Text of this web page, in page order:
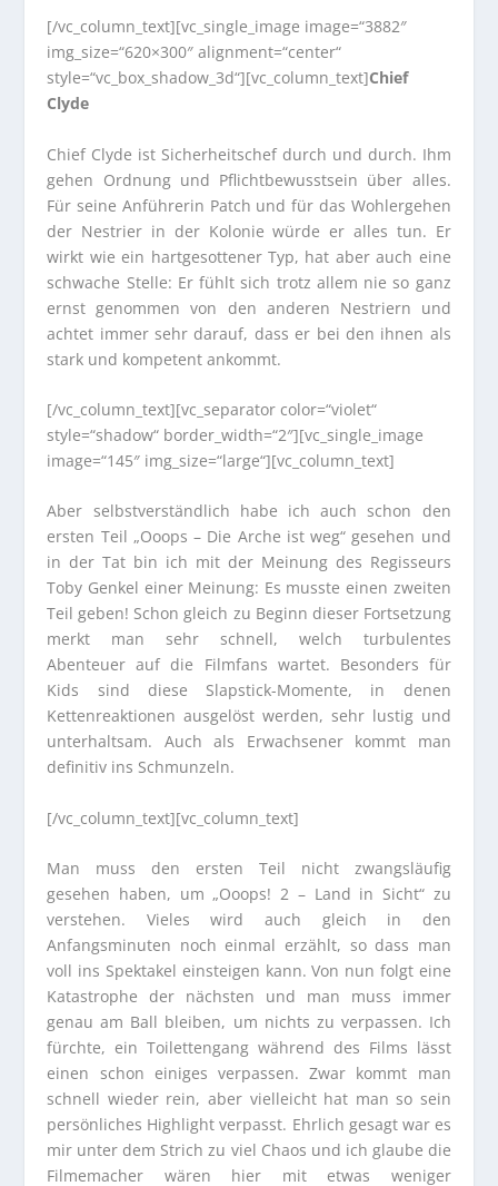
[/vc_column_text][vc_single_image image=“3882″
img_size=“620×300″ alignment=“center“
style=“vc_box_shadow_3d“][vc_column_text]Chief
Clyde
Chief Clyde ist Sicherheitschef durch und durch. Ihm
gehen Ordnung und Pflichtbewusstsein über alles.
Für seine Anführerin Patch und für das Wohlergehen
der Nestrier in der Kolonie würde er alles tun. Er
wirkt wie ein hartgesottener Typ, hat aber auch eine
schwache Stelle: Er fühlt sich trotz allem nie so ganz
ernst genommen von den anderen Nestriern und
achtet immer sehr darauf, dass er bei den ihnen als
stark und kompetent ankommt.
[/vc_column_text][vc_separator color=“violet“
style=“shadow“ border_width=“2″][vc_single_image
image=“145″ img_size=“large“][vc_column_text]
Aber selbstverständlich habe ich auch schon den
ersten Teil „Ooops – Die Arche ist weg“ gesehen und
in der Tat bin ich mit der Meinung des Regisseurs
Toby Genkel einer Meinung: Es musste einen zweiten
Teil geben! Schon gleich zu Beginn dieser Fortsetzung
merkt man sehr schnell, welch turbulentes
Abenteuer auf die Filmfans wartet. Besonders für
Kids sind diese Slapstick-Momente, in denen
Kettenreaktionen ausgelöst werden, sehr lustig und
unterhaltsam. Auch als Erwachsener kommt man
definitiv ins Schmunzeln.
[/vc_column_text][vc_column_text]
Man muss den ersten Teil nicht zwangsläufig
gesehen haben, um „Ooops! 2 – Land in Sicht“ zu
verstehen. Vieles wird auch gleich in den
Anfangsminuten noch einmal erzählt, so dass man
voll ins Spektakel einsteigen kann. Von nun folgt eine
Katastrophe der nächsten und man muss immer
genau am Ball bleiben, um nichts zu verpassen. Ich
fürchte, ein Toilettengang während des Films lässt
einen schon einiges verpassen. Zwar kommt man
schnell wieder rein, aber vielleicht hat man so sein
persönliches Highlight verpasst. Ehrlich gesagt war es
mir unter dem Strich zu viel Chaos und ich glaube die
Filmemacher wären hier mit etwas weniger